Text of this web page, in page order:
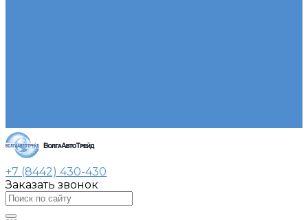
+7 (8442) 430-430
Заказать звонок